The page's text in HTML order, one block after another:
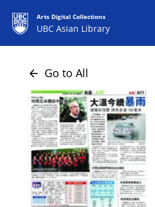
Arts Digital Collections
UBC Asian Library
arrow_back Go to All